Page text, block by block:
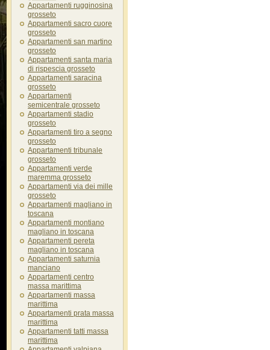
Appartamenti rugginosina
grosseto
Appartamenti sacro cuore
grosseto
Appartamenti san martino
grosseto
Appartamenti santa maria
di rispescia grosseto
Appartamenti saracina
grosseto
Appartamenti
semicentrale grosseto
Appartamenti stadio
grosseto
Appartamenti tiro a segno
grosseto
Appartamenti tribunale
grosseto
Appartamenti verde
maremma grosseto
Appartamenti via dei mille
grosseto
Appartamenti magliano in
toscana
Appartamenti montiano
magliano in toscana
Appartamenti pereta
magliano in toscana
Appartamenti saturnia
manciano
Appartamenti centro
massa marittima
Appartamenti massa
marittima
Appartamenti prata massa
marittima
Appartamenti tatti massa
marittima